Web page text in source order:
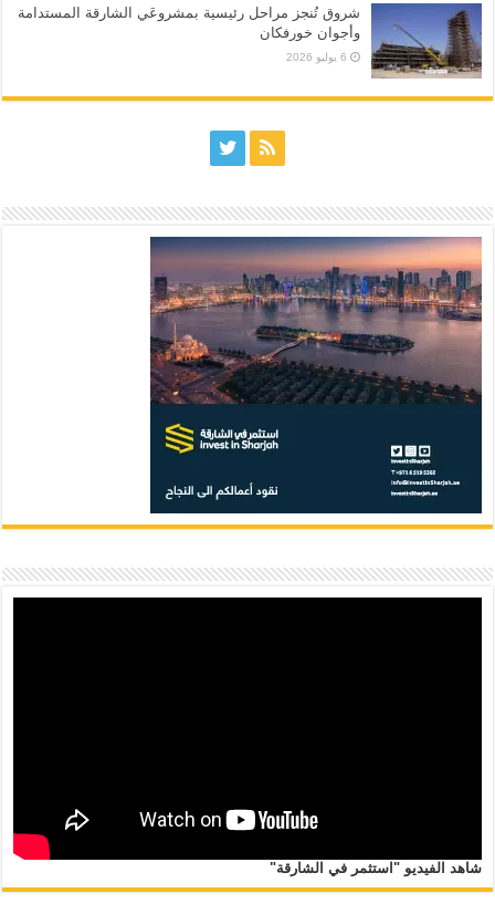
شروق تُنجز مراحل رئيسية بمشروعَي الشارقة المستدامة
وأجوان خورفكان
6 يوليو 2026
شاهد الفيديو "استثمر في الشارقة"